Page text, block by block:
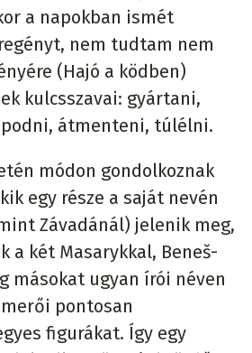
a napokban ismét
nem tudtam nem
(Hajó a ködben)
kulcsszavai: gyártani,
átmenteni, túlélni.
módon gondolkoznak
egy része a saját nevén
Závadánál) jelenik meg,
a két Masarykkal, Beneš-
másokat ugyan írói néven
pontosan
figurákat. Így egy